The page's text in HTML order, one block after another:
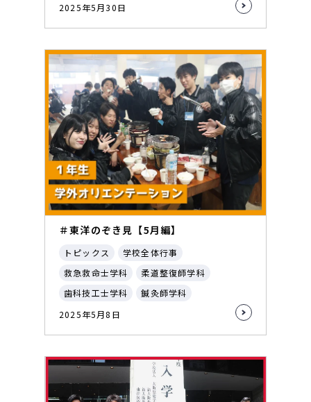
2025年5月30日
＃東洋のぞき見【5月編】
トピックス
学校全体行事
救急救命士学科
柔道整復師学科
歯科技工士学科
鍼灸師学科
2025年5月8日